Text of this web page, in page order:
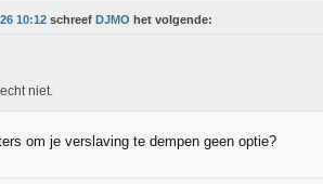
10:12 schreef DJMO het volgende:
niet.
om je verslaving te dempen geen optie?